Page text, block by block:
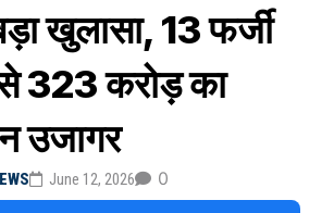
खुलासा, 13 फर्जी
323 करोड़ का
उजागर
June 12, 2026 0